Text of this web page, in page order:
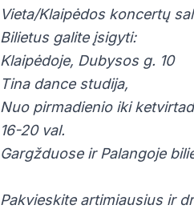
Vieta/Klaipėdos koncertų
Bilietus galite įsigyti:
Klaipėdoje, Dubysos g. 10
Tina dance studija,
Nuo pirmadienio iki
16-20 val.
Gargžduose ir Palangoje
Pakvieskite artimiausius ir